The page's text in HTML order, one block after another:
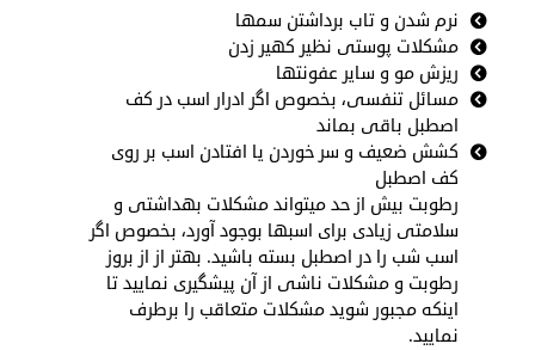
نرم شدن و تاب برداشتن سم­ها
مشکلات پوستی نظیر کهیر زدن
ریزش مو و سایر عفونت­ها
مسائل تنفسی، بخصوص اگر ادرار اسب در کف
اصطبل باقی بماند
کشش ضعیف و سر خوردن یا افتادن اسب بر روی
کف اصطبل
رطوبت بیش از حد می­تواند مشکلات بهداشتی و
سلامتی زیادی برای اسب­ها بوجود آورد، بخصوص اگر
اسب شب را در اصطبل بسته باشید. بهتر از از بروز
رطوبت و مشکلات ناشی از آن پیشگیری نمایید تا
اینکه مجبور شوید مشکلات متعاقب را برطرف
نمایید.